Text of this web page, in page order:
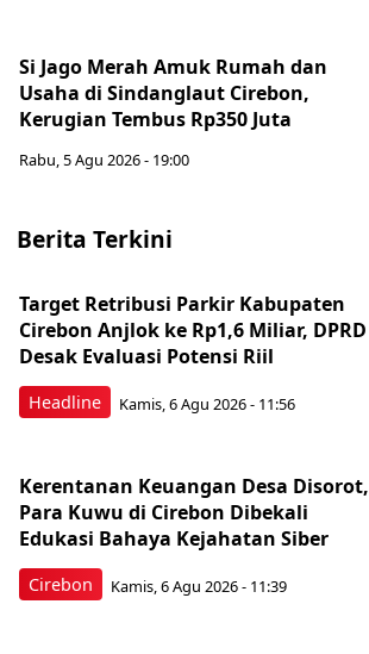
Si Jago Merah Amuk Rumah dan
Usaha di Sindanglaut Cirebon,
Kerugian Tembus Rp350 Juta
Rabu, 5 Agu 2026 - 19:00
Berita Terkini
Headline
Target Retribusi Parkir Kabupaten
Cirebon Anjlok ke Rp1,6 Miliar, DPRD
Desak Evaluasi Potensi Riil
Kamis, 6 Agu 2026 - 11:56
Cirebon
Kerentanan Keuangan Desa Disorot,
Para Kuwu di Cirebon Dibekali
Edukasi Bahaya Kejahatan Siber
Kamis, 6 Agu 2026 - 11:39